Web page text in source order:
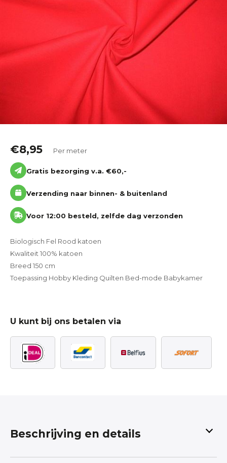
Grootverbruik
Tijdpakker stof
€8,95 Per meter
Gratis bezorging v.a. €60,-
Verzending naar binnen- & buitenland
Voor 12:00 besteld, zelfde dag verzonden
Biologisch Fel Rood katoen
Kwaliteit 100% katoen
Breed 150 cm
Toepassing Hobby Kleding Quilten Bed-mode Babykamer
U kunt bij ons betalen via
Beschrijving en details